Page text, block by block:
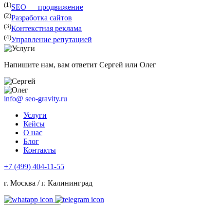
(1)SEO — продвижение
(2)Разработка сайтов
(3)Контекстная реклама
(4)Управление репутацией
Напишите нам, вам ответит Сергей или Олег
info@ seo-gravity.ru
Услуги
Кейсы
О нас
Блог
Контакты
+7 (499) 404-11-55
г. Москва / г. Калининград